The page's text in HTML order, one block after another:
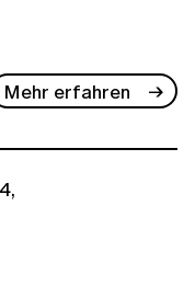
Mehr erfahren